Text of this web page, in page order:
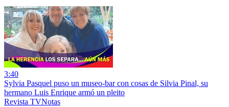
3:40
Sylvia Pasquel puso un museo-bar con cosas de Silvia Pinal, su
hermano Luis Enrique armó un pleito
Revista TVNotas